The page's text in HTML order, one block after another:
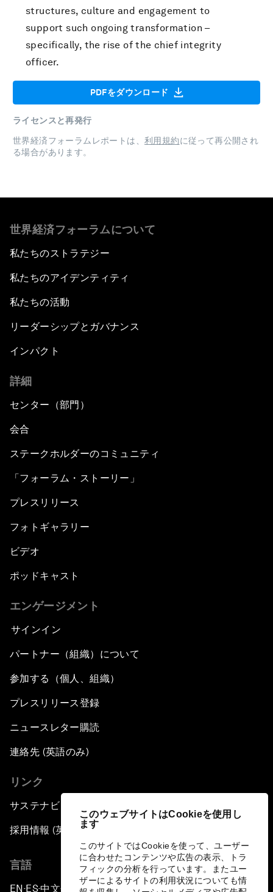
このウェブサイトはCookieを使用し
ます
このサイトではCookieを使って、ユーザー
に合わせたコンテンツや広告の表示、トラ
フィックの分析を行っています。またユー
ザーによるサイトの利用状況についても情
structures, culture and engagement to
support such ongoing transformation –
specifically, the rise of the chief integrity
officer.
PDFをダウンロード
ライセンスと再発行
世界経済フォーラムレポートは、 利用規約に従って再公開され
る場合があります。
世界経済フォーラムについて
私たちのストラテジー
私たちのアイデンティティ
私たちの活動
リーダーシップとガバナンス
インパクト
詳細
センター（部門）
会合
ステークホルダーのコミュニティ
「フォーラム・ストーリー」
プレスリリース
フォトギャラリー
ビデオ
ポッドキャスト
エンゲージメント
サインイン
パートナー（組織）について
参加する（個人、組織）
プレスリリース登録
ニュースレター購読
連絡先 (英語のみ)
リンク
サステナビリティへの取り組み
採用情報 (英語のみ)
言語
EN ▪ ES▪中文▪ 日本語